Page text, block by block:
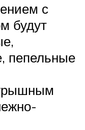
с
будут
пепельные